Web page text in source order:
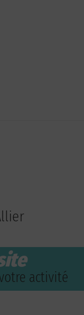
activité